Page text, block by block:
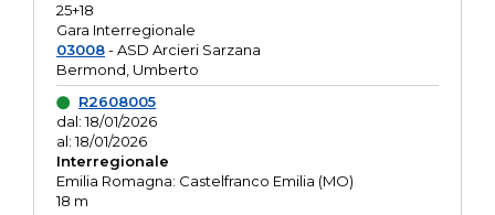
25+18
Gara Interregionale
03008- ASD Arcieri Sarzana
Bermond, Umberto
R2608005
dal: 18/01/2026
al: 18/01/2026
Interregionale
Emilia Romagna: Castelfranco Emilia (MO)
18 m